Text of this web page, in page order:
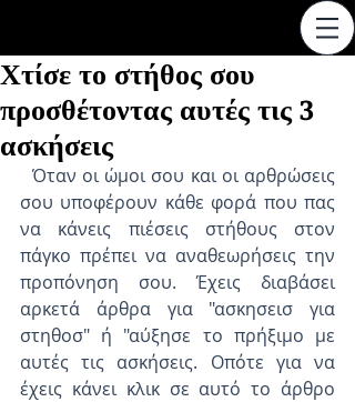
Χτίσε το στήθος σου
προσθέτοντας αυτές τις 3
ασκήσεις
  Όταν οι ώμοι σου και οι αρθρώσεις
σου υποφέρουν κάθε φορά που πας
να κάνεις πιέσεις στήθους στον
πάγκο πρέπει να αναθεωρήσεις την
προπόνηση σου. Έχεις διαβάσει
αρκετά άρθρα για "ασκησεισ για
στηθοσ" ή "αύξησε το πρήξιμο με
αυτές τις ασκήσεις. Οπότε για να
έχεις κάνει κλικ σε αυτό το άρθρο